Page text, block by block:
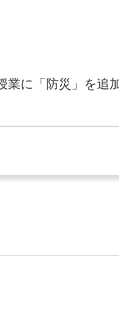
業に「防災」を